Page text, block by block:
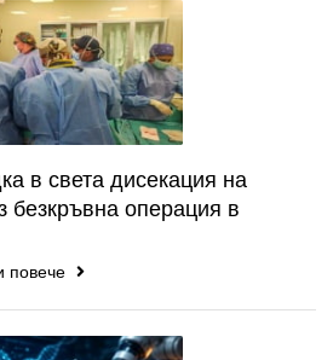
в света дисекация на
безкръвна операция в
повече